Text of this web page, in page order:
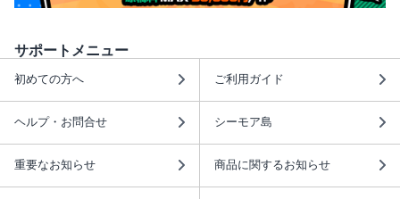
サポートメニュー
初めての方へ ご利用ガイド
ヘルプ・お問合せ シーモア島
重要なお知らせ 商品に関するお知らせ